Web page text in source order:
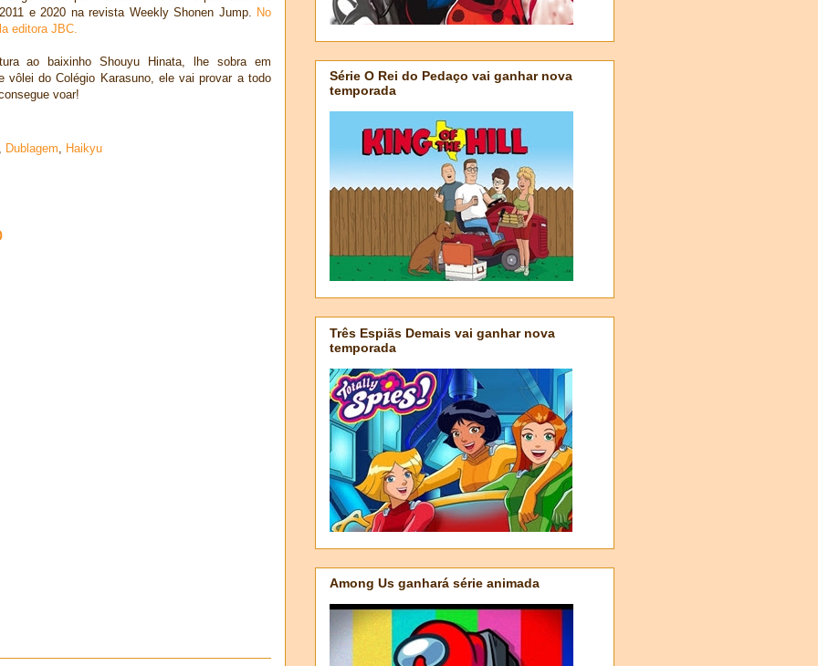
e 2020 na revista Weekly Shonen Jump. No
editora JBC.
ao baixinho Shouyu Hinata, lhe sobra em
vôlei do Colégio Karasuno, ele vai provar a todo
voar!
Dublagem Haikyu
Série O Rei do Pedaço vai ganhar nova
temporada
Três Espiãs Demais vai ganhar nova
temporada
Among Us ganhará série animada